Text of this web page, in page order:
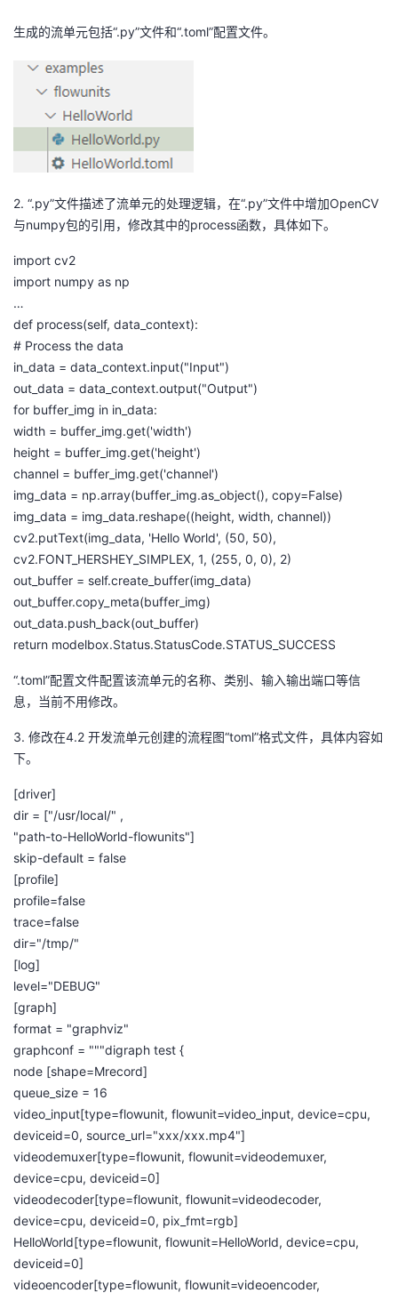
生成的流单元包括“.py”文件和“.toml”配置文件。
2. “.py”文件描述了流单元的处理逻辑，在“.py”文件中增加OpenCV
与numpy包的引用，修改其中的process函数，具体如下。
import cv2
import numpy as np
…
def process(self, data_context):
# Process the data
in_data = data_context.input("Input")
out_data = data_context.output("Output")
for buffer_img in in_data:
width = buffer_img.get('width')
height = buffer_img.get('height')
channel = buffer_img.get('channel')
img_data = np.array(buffer_img.as_object(), copy=False)
img_data = img_data.reshape((height, width, channel))
cv2.putText(img_data, 'Hello World', (50, 50),
cv2.FONT_HERSHEY_SIMPLEX, 1, (255, 0, 0), 2)
out_buffer = self.create_buffer(img_data)
out_buffer.copy_meta(buffer_img)
out_data.push_back(out_buffer)
return modelbox.Status.StatusCode.STATUS_SUCCESS
“.toml”配置文件配置该流单元的名称、类别、输入输出端口等信
息，当前不用修改。
3. 修改在4.2 开发流单元创建的流程图“toml”格式文件，具体内容如
下。
[driver]
dir = ["/usr/local/" ,
"path-to-HelloWorld-flowunits"]
skip-default = false
[profile]
profile=false
trace=false
dir="/tmp/"
[log]
level="DEBUG"
[graph]
format = "graphviz"
graphconf = """digraph test {
node [shape=Mrecord]
queue_size = 16
video_input[type=flowunit, flowunit=video_input, device=cpu,
deviceid=0, source_url="xxx/xxx.mp4"]
videodemuxer[type=flowunit, flowunit=videodemuxer,
device=cpu, deviceid=0]
videodecoder[type=flowunit, flowunit=videodecoder,
device=cpu, deviceid=0, pix_fmt=rgb]
HelloWorld[type=flowunit, flowunit=HelloWorld, device=cpu,
deviceid=0]
videoencoder[type=flowunit, flowunit=videoencoder,